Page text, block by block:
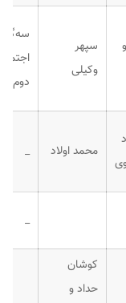
سپهر
وکیلی
دوم
محمد اولاد _
_
کوشان
حداد و